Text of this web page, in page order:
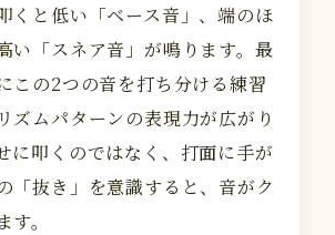
くと低い「ベース音」、端のほ
い「スネア音」が鳴ります。最
この2つの音を打ち分ける練習
ズムパターンの表現力が広がり
に叩くのではなく、打面に手が
「抜き」を意識すると、音がク
。